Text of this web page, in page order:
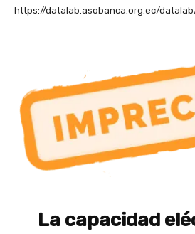
https://datalab.asobanca.org.ec/
La capacidad